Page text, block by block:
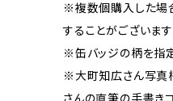
※複数個購入した場
することがございま
※缶バッジの柄を指
※大町知広さん写真